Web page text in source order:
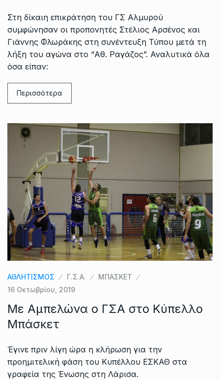
Στη δίκαιη επικράτηση του ΓΣ Αλμυρού
συμφώνησαν οι προπονητές Στέλιος Αρσένος και
Γιάννης Φλωράκης στη συνέντευξη Τύπου μετά τη
λήξη του αγώνα στο “Αθ. Ραγάζος”. Αναλυτικά όλα
όσα είπαν:
Περισσότερα
ΑΘΛΗΤΙΣΜΟΣ Γ.Σ.Α.
ΜΠΑΣΚΕΤ
16 Οκτωβρίου, 2019
Mε Αμπελώνα ο ΓΣΑ στο Κύπελλο
Μπάσκετ
Έγινε πριν λίγη ώρα η κλήρωση για την
προημιτελική φάση του Κυπέλλου ΕΣΚΑΘ στα
γραφεία της Ένωσης στη Λάρισα.